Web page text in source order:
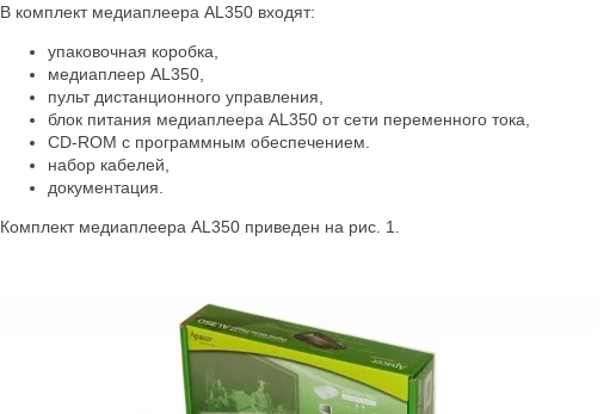
В комплект медиаплеера AL350 входят:
упаковочная коробка,
медиаплеер AL350,
пульт дистанционного управления,
блок питания медиаплеера AL350 от сети переменного тока,
CD-ROM с программным обеспечением.
набор кабелей,
документация.
Комплект медиаплеера AL350 приведен на рис. 1.